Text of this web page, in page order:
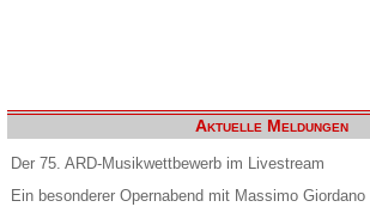
Aktuelle Meldungen
Der 75. ARD-Musikwettbewerb im Livestream
Ein besonderer Opernabend mit Massimo Giordano